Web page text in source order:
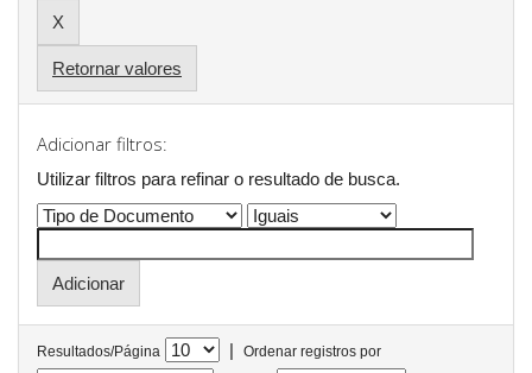
Retornar valores
Adicionar filtros:
Utilizar filtros para refinar o resultado de busca.
Resultados/Página |
Ordenar registros por